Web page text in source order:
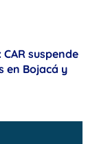
suspende
en Bojacá y